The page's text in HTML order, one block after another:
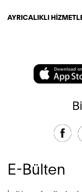
AYRICALIKLI
E-Bülten